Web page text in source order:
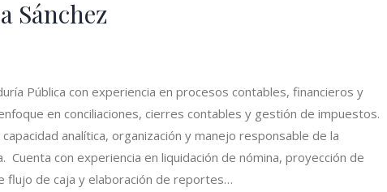
Sánchez
Pública con experiencia en procesos contables, financieros y
en conciliaciones, cierres contables y gestión de impuestos.
analítica, organización y manejo responsable de la
Cuenta con experiencia en liquidación de nómina, proyección de
flujo de caja y elaboración de reportes…